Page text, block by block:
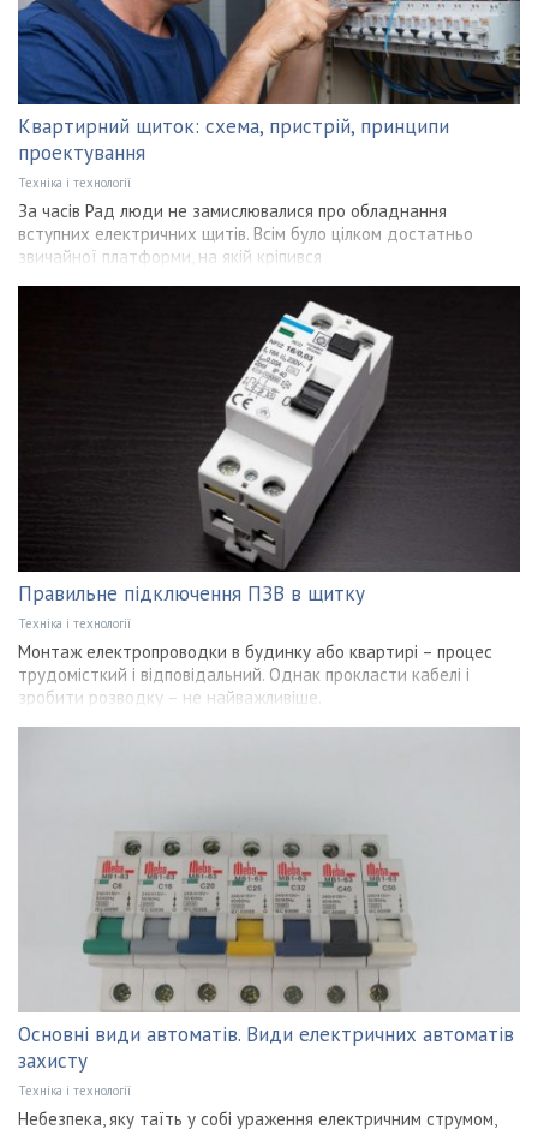
Квартирний щиток: схема, пристрій, принципи
проектування
Техніка і технології
За часів Рад люди не замислювалися про обладнання
вступних електричних щитів. Всім було цілком достатньо
звичайної платформи, на якій кріпився
Правильне підключення ПЗВ в щитку
Техніка і технології
Монтаж електропроводки в будинку або квартирі – процес
трудомісткий і відповідальний. Однак прокласти кабелі і
зробити розводку – не найважливіше.
Основні види автоматів. Види електричних автоматів
захисту
Техніка і технології
Небезпека, яку таїть у собі ураження електричним струмом,